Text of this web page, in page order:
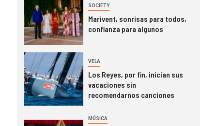
SOCIETY
Marivent, sonrisas para todos,
confianza para algunos
VELA
Los Reyes, por fin, inician sus
vacaciones sin
recomendarnos canciones
MÚSICA